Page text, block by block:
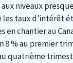
niveaux
les taux d’intérêt
en chantier au
8 % au premier
quatrième